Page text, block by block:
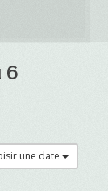
6
une date